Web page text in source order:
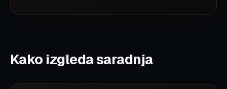
Kako izgleda saradnja